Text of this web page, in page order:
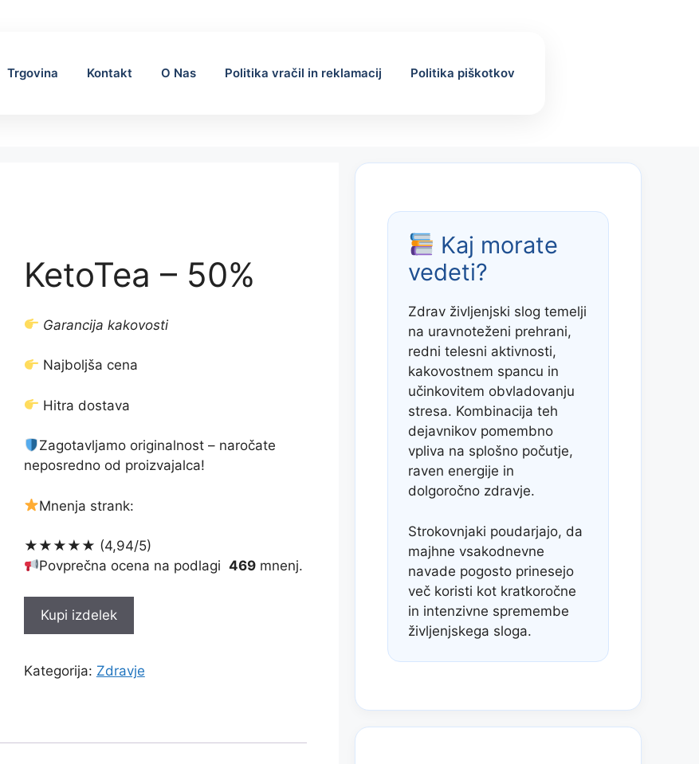
Trgovina Kontakt O Nas Politika vračil in reklamacij Politika piškotkov
KetoTea – 50%
Garancija kakovosti
Najboljša cena
Hitra dostava
Zagotavljamo originalnost – naročate
neposredno od proizvajalca!
Mnenja strank:
★★★★★ (4,94/5)
Povprečna ocena na podlagi469 mnenj.
Kupi izdelek
Kategorija: Zdravje
Kaj morate
vedeti?
Zdrav življenjski slog temelji
na uravnoteženi prehrani,
redni telesni aktivnosti,
kakovostnem spancu in
učinkovitem obvladovanju
stresa. Kombinacija teh
dejavnikov pomembno
vpliva na splošno počutje,
raven energije in
dolgoročno zdravje.
Strokovnjaki poudarjajo, da
majhne vsakodnevne
navade pogosto prinesejo
več koristi kot kratkoročne
in intenzivne spremembe
življenjskega sloga.